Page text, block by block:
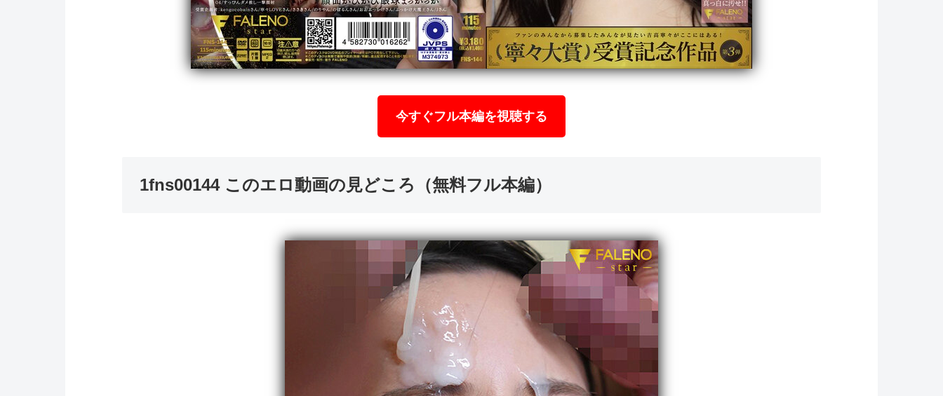
今すぐフル本編を視聴する
1fns00144 このエロ動画の見どころ（無料フル本編）